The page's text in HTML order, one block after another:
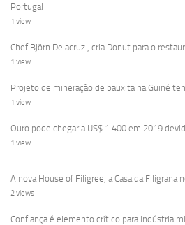
Portugal
1 view
Chef Björn Delacruz , cria Donut para o
1 view
Projeto de mineração de bauxita na Guiné
1 view
Ouro pode chegar a US$ 1.400 em 2019
1 view
A nova House of Filigree, a Casa da Filigrana
2 views
Confiança é elemento crítico para indústria